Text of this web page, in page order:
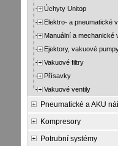
Úchyty Unitop
Elektro- a pneumatické
Manuální a mechanické
Ejektory, vakuové
Vakuové filtry
Přísavky
Vakuové ventily
Pneumatické a AKU
Kompresory
Potrubní systémy